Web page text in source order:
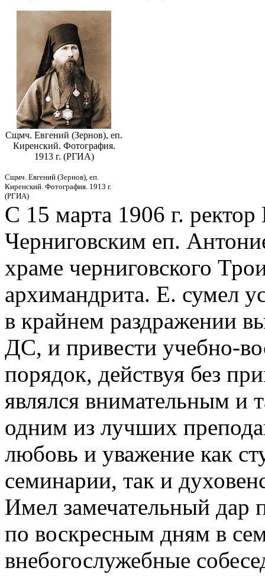
Сщмч. Евгений (Зернов), еп.
Киренский. Фотография.
1913 г. (РГИА)
Сщмч. Евгений (Зернов), еп.
Киренский. Фотография. 1913 г.
(РГИА)
С 15 марта 1906 г.
Черниговским еп.
храме черниговского
архимандрита. Е. сумел
в крайнем раздражении
ДС, и привести учебно-
порядок, действуя без
являлся внимательным и
одним из лучших
любовь и уважение как
семинарии, так и
Имел замечательный дар
по воскресным дням в
внебогослужебные